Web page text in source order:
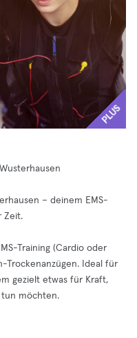
PLUS
– deinem EMS-
Zeit.
Training (Cardio oder
Trockenanzügen. Ideal für
gezielt etwas für Kraft,
tun möchten.